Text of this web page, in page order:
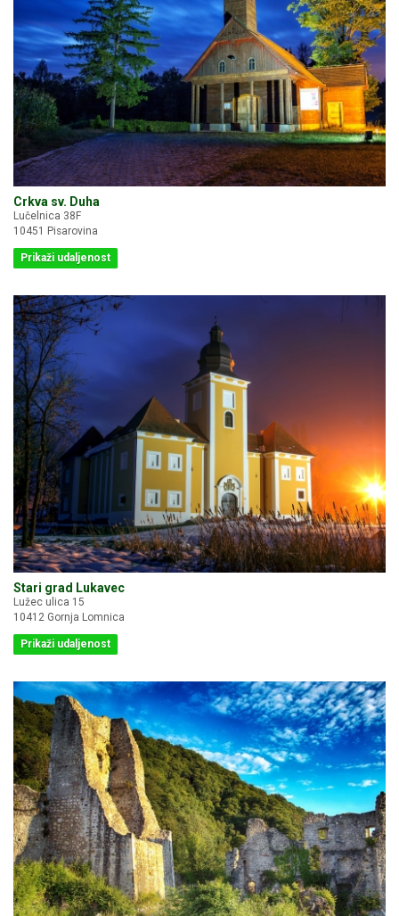
Crkva sv. Duha
Lučelnica 38F
10451 Pisarovina
Prikaži udaljenost
Stari grad Lukavec
Lužec ulica 15
10412 Gornja Lomnica
Prikaži udaljenost